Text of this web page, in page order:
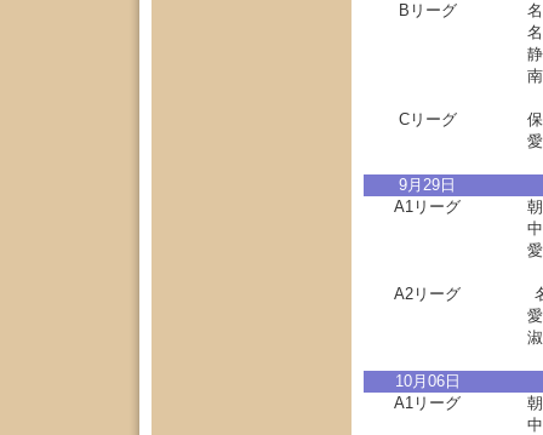
Bリーグ
Cリーグ
9月29日
A1リーグ
A2リーグ
10月06日
A1リーグ